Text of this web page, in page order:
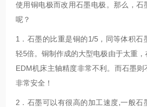
使用铜电极而改用石墨电极。那么，石
呢？
1．石墨的比重是铜的1/5，同等体积石
轻5倍。铜制作成的大型电极由于太重
EDM机床主轴精度非常不利。而石墨则
非常安全！
2．石墨可以有很高的加工速度,一般石